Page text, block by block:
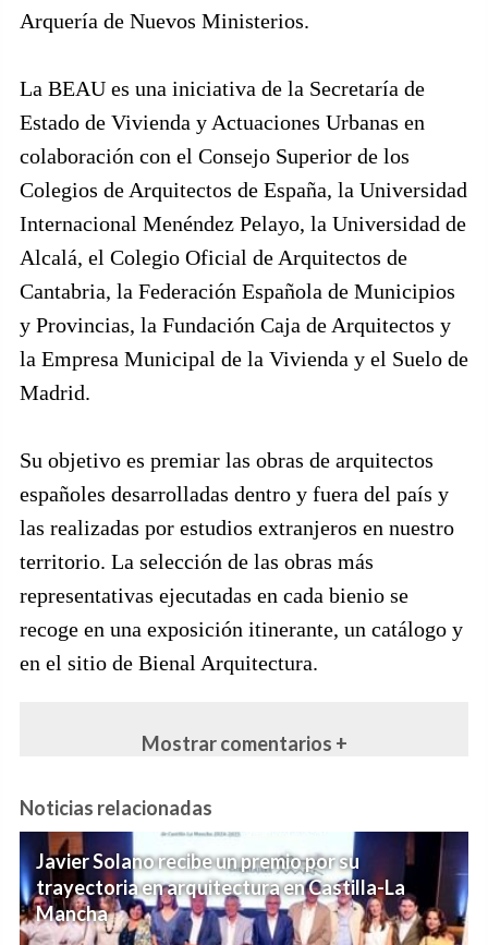
Arquería de Nuevos Ministerios.
La BEAU es una iniciativa de la Secretaría de
Estado de Vivienda y Actuaciones Urbanas en
colaboración con el Consejo Superior de los
Colegios de Arquitectos de España, la Universidad
Internacional Menéndez Pelayo, la Universidad de
Alcalá, el Colegio Oficial de Arquitectos de
Cantabria, la Federación Española de Municipios
y Provincias, la Fundación Caja de Arquitectos y
la Empresa Municipal de la Vivienda y el Suelo de
Madrid.
Su objetivo es premiar las obras de arquitectos
españoles desarrolladas dentro y fuera del país y
las realizadas por estudios extranjeros en nuestro
territorio. La selección de las obras más
representativas ejecutadas en cada bienio se
recoge en una exposición itinerante, un catálogo y
en el sitio de Bienal Arquitectura.
Mostrar comentarios +
Noticias relacionadas
Javier Solano recibe un premio por su
trayectoria en arquitectura en Castilla-La
Mancha